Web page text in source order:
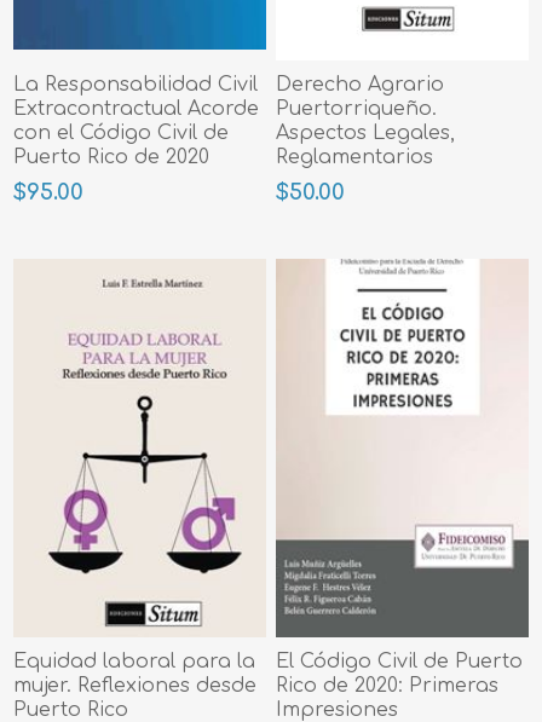
La Responsabilidad Civil
Extracontractual Acorde
con el Código Civil de
Puerto Rico de 2020
$95.00
Derecho Agrario
Puertorriqueño.
Aspectos Legales,
Reglamentarios
$50.00
Equidad laboral para la
mujer. Reflexiones desde
Puerto Rico
El Código Civil de Puerto
Rico de 2020: Primeras
Impresiones